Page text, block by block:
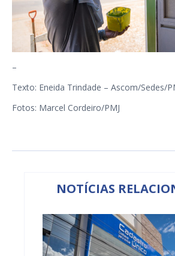
–
Texto: Eneida Trindade – Ascom/Sedes/
Fotos: Marcel Cordeiro/PMJ
NOTÍCIAS